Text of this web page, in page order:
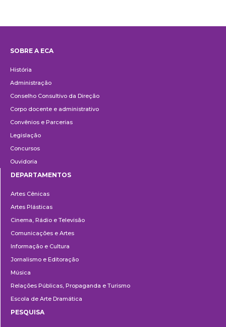
SOBRE A ECA
História
Administração
Conselho Consultivo da Direção
Corpo docente e administrativo
Convênios e Parcerias
Legislação
Concursos
Ouvidoria
DEPARTAMENTOS
Artes Cênicas
Artes Plásticas
Cinema, Rádio e Televisão
Comunicações e Artes
Informação e Cultura
Jornalismo e Editoração
Música
Relações Públicas, Propaganda e Turismo
Escola de Arte Dramática
PESQUISA